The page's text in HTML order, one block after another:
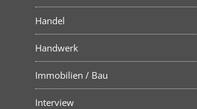
Handel
Handwerk
Immobilien / Bau
Interview